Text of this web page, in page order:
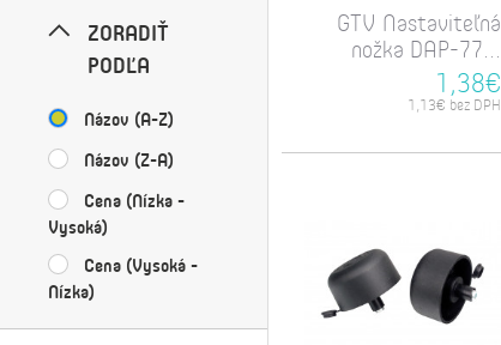
ZORADIŤ
PODĽA
Názov (A-Z)
Názov (Z-A)
Cena (Nízka -
Vysoká)
Cena (Vysoká -
Nízka)
GTV Nastaviteľná
nožka DAP-77...
1,38€
1,13€ bez DPH